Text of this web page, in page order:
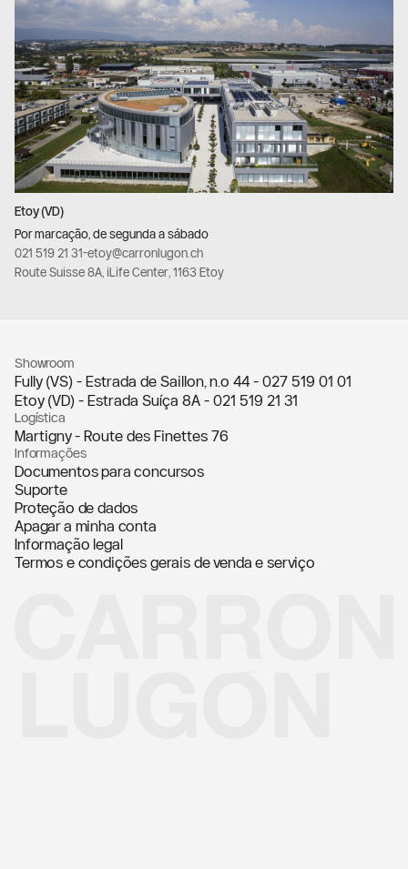
Etoy (VD)
Por marcação, de segunda a sábado
021 519 21 31-etoy@carronlugon.ch
Route Suisse 8A, iLife Center, 1163 Etoy
Showroom
Fully (VS) - Estrada de Saillon, n.º 44 - 027 519 01 01
Etoy (VD) - Estrada Suíça 8A - 021 519 21 31
Logística
Martigny - Route des Finettes 76
Informações
Documentos para concursos
Suporte
Proteção de dados
Apagar a minha conta
Informação legal
Termos e condições gerais de venda e serviço